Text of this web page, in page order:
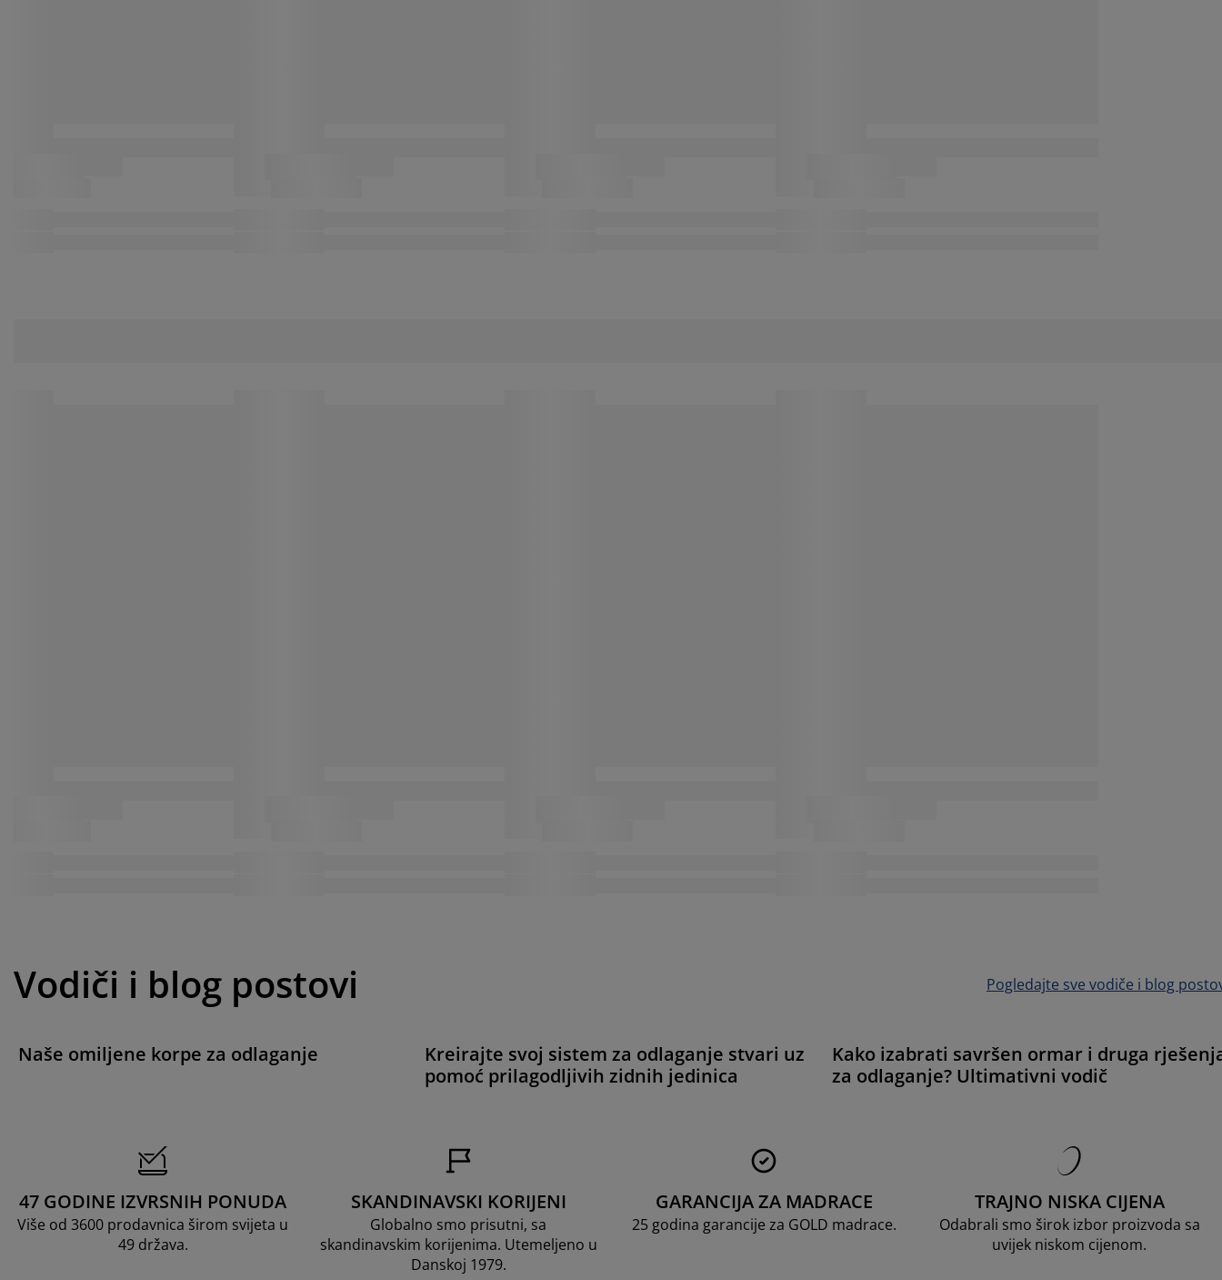
Vodiči i blog postovi Pogledajte sve vodiče i blog
Naše omiljene korpe za odlaganje
Kreirajte svoj sistem za odlaganje stvari uz
pomoć prilagodljivih zidnih jedinica
Kako izabrati savršen ormar i druga
za odlaganje? Ultimativni vodič
47 GODINE IZVRSNIH PONUDA
Više od 3600 prodavnica širom svijeta u
49 država.
SKANDINAVSKI KORIJENI
Globalno smo prisutni, sa
skandinavskim korijenima. Utemeljeno u
Danskoj 1979.
GARANCIJA ZA MADRACE
25 godina garancije za GOLD madrace.
TRAJNO NISKA CIJENA
Odabrali smo širok izbor proizvoda sa
uvijek niskom cijenom.